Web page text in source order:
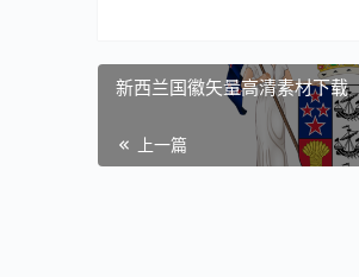
新西兰国徽矢量高清素材下载
上一篇